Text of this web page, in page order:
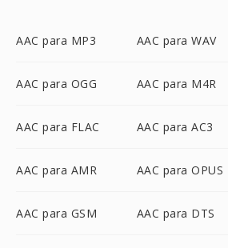
AAC para MP3 AAC para WAV
AAC para OGG AAC para M4R
AAC para FLAC AAC para AC3
AAC para AMR AAC para OPUS
AAC para GSM AAC para DTS